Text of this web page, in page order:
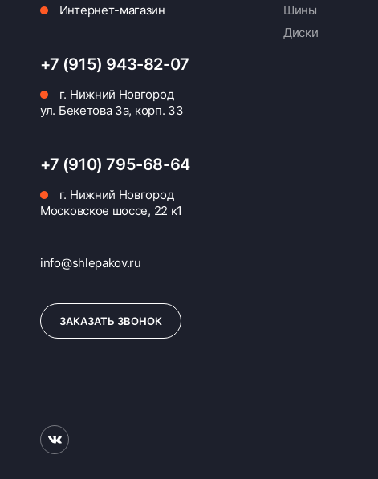
Интернет-магазин
+7 (915) 943-82-07
г. Нижний Новгород
ул. Бекетова 3а, корп. 33
+7 (910) 795-68-64
г. Нижний Новгород
Московское шоссе, 22 к1
info@shlepakov.ru
ЗАКАЗАТЬ ЗВОНОК
Шины
Диски